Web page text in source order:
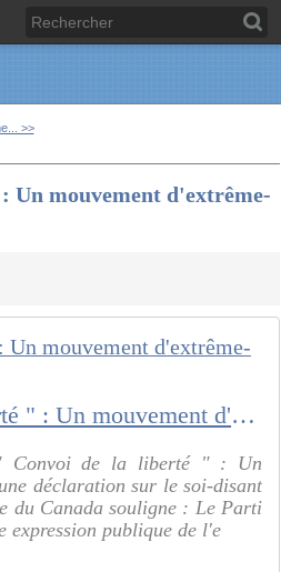
>>
Un mouvement d'extrême-
Le Parti communiste du Canada sur le " Convoi de la liberté " : Un mouvement d'extrême-droite, dangereux pour la classe ouvrière.
" Convoi de la liberté " : Un
déclaration sur le soi-disant
du Canada souligne : Le Parti
expression publique de l'e